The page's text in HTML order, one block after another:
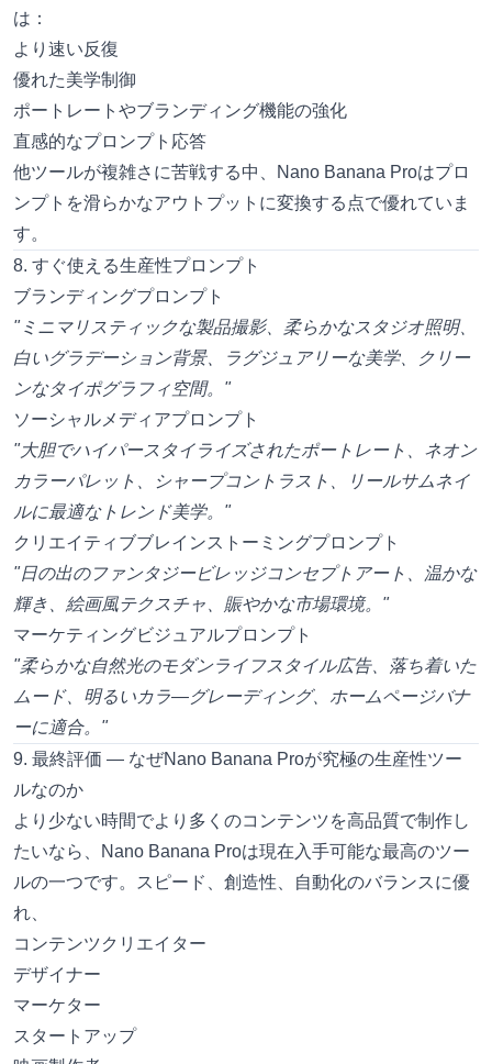
は：
より速い反復
優れた美学制御
ポートレートやブランディング機能の強化
直感的なプロンプト応答
他ツールが複雑さに苦戦する中、Nano Banana Proはプロ
ンプトを滑らかなアウトプットに変換する点で優れていま
す。
8. すぐ使える生産性プロンプト
ブランディングプロンプト
"ミニマリスティックな製品撮影、柔らかなスタジオ照明、
白いグラデーション背景、ラグジュアリーな美学、クリー
ンなタイポグラフィ空間。"
ソーシャルメディアプロンプト
"大胆でハイパースタイライズされたポートレート、ネオン
カラーパレット、シャープコントラスト、リールサムネイ
ルに最適なトレンド美学。"
クリエイティブブレインストーミングプロンプト
"日の出のファンタジービレッジコンセプトアート、温かな
輝き、絵画風テクスチャ、賑やかな市場環境。"
マーケティングビジュアルプロンプト
"柔らかな自然光のモダンライフスタイル広告、落ち着いた
ムード、明るいカラ―グレーディング、ホームページバナ
ーに適合。"
9. 最終評価 ― なぜNano Banana Proが究極の生産性ツー
ルなのか
より少ない時間でより多くのコンテンツを高品質で制作し
たいなら、Nano Banana Proは現在入手可能な最高のツー
ルの一つです。スピード、創造性、自動化のバランスに優
れ、
コンテンツクリエイター
デザイナー
マーケター
スタートアップ